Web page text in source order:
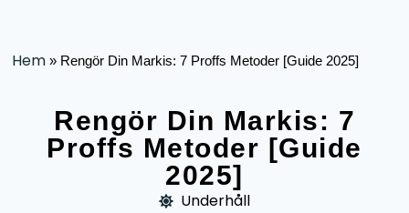
Hem » Rengör Din Markis: 7 Proffs Metoder [Guide 2025]
Rengör Din Markis: 7
Proffs Metoder [Guide
2025]
Underhåll